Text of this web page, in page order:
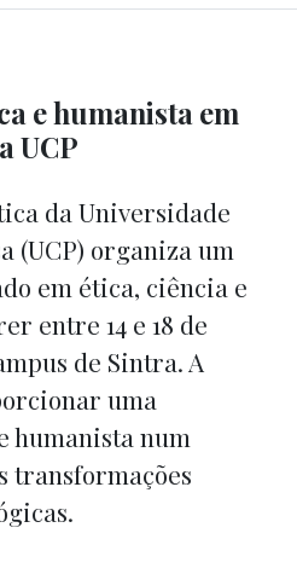
e humanista em
UCP
da Universidade
(UCP) organiza um
em ética, ciência e
entre 14 e 18 de
de Sintra. A
uma
humanista num
transformações